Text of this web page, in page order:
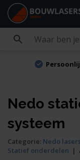
Nedo
systeem
Categorie: Nedo lasers
Statief onderdelen |